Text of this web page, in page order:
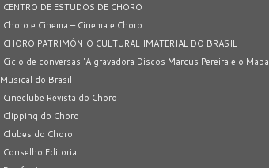
CENTRO DE ESTUDOS DE CHORO
Choro e Cinema – Cinema e Choro
CHORO PATRIMÔNIO CULTURAL IMATERIAL DO BRASIL
Ciclo de conversas 'A gravadora Discos Marcus Pereira e o Mapa
Musical do Brasil
Cineclube Revista do Choro
Clipping do Choro
Clubes do Choro
Conselho Editorial